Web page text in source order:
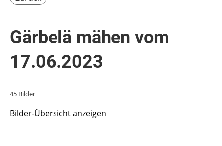
Gärbelä mähen vom
17.06.2023
45 Bilder
Bilder-Übersicht anzeigen